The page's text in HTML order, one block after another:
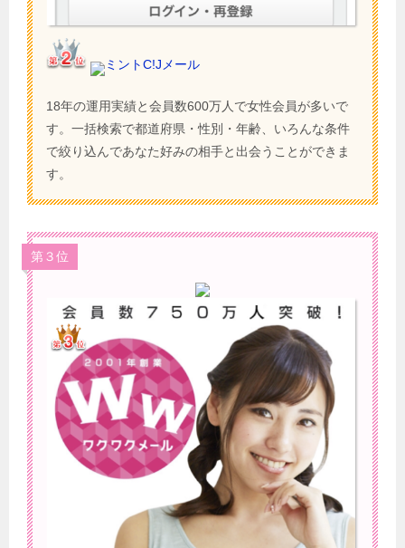
ミントC!Jメール
18年の運用実績と会員数600万人で女性会員が多いで
す。一括検索で都道府県・性別・年齢、いろんな条件
で絞り込んであなた好みの相手と出会うことができま
す。
第３位